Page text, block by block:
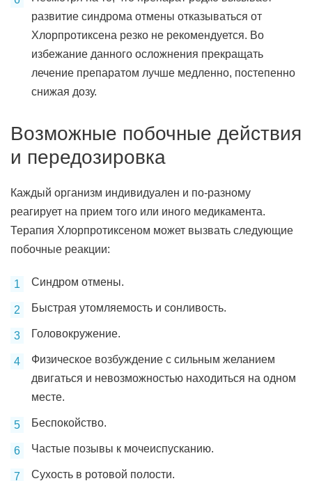
развитие синдрома отмены отказываться от
Хлорпротиксена резко не рекомендуется. Во
избежание данного осложнения прекращать
лечение препаратом лучше медленно, постепенно
снижая дозу.
Возможные побочные действия
и передозировка
Каждый организм индивидуален и по-разному
реагирует на прием того или иного медикамента.
Терапия Хлорпротиксеном может вызвать следующие
побочные реакции:
Синдром отмены.
Быстрая утомляемость и сонливость.
Головокружение.
Физическое возбуждение с сильным желанием
двигаться и невозможностью находиться на одном
месте.
Беспокойство.
Частые позывы к мочеиспусканию.
Сухость в ротовой полости.